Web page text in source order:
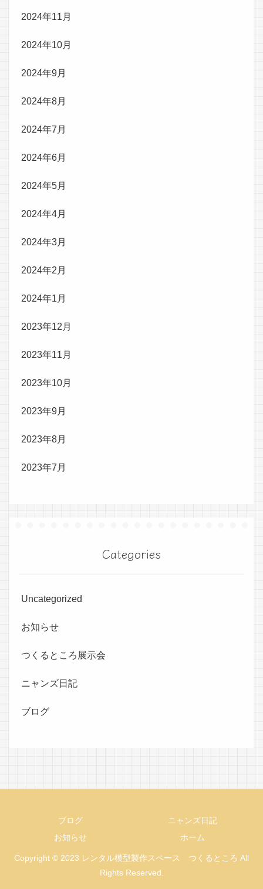
2024年11月
2024年10月
2024年9月
2024年8月
2024年7月
2024年6月
2024年5月
2024年4月
2024年3月
2024年2月
2024年1月
2023年12月
2023年11月
2023年10月
2023年9月
2023年8月
2023年7月
Categories
Uncategorized
お知らせ
つくるところ展示会
ニャンズ日記
ブログ
ブログ
ニャンズ日記
お知らせ
ホーム
Copyright © 2023 レンタル模型製作スペース つくるところ All
Rights Reserved.